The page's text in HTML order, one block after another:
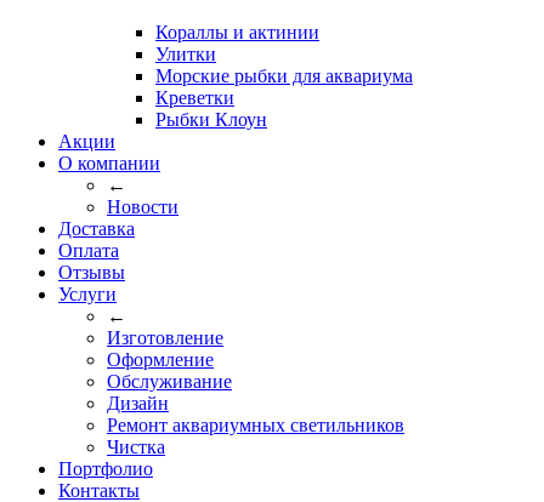
Кораллы и актинии
Улитки
Морские рыбки для аквариума
Креветки
Рыбки Клоун
Акции
О компании
←
Новости
Доставка
Оплата
Отзывы
Услуги
←
Изготовление
Оформление
Обслуживание
Дизайн
Ремонт аквариумных светильников
Чистка
Портфолио
Контакты